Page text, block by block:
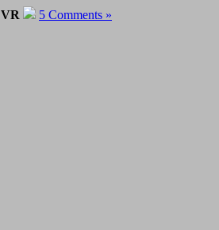
VR 5 Comments »